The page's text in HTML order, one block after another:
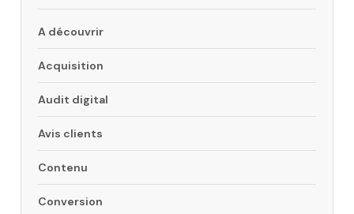
A découvrir
Acquisition
Audit digital
Avis clients
Contenu
Conversion